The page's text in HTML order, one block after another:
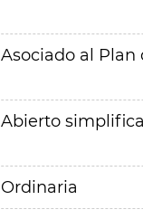
Asociado al Plan
Abierto
Ordinaria